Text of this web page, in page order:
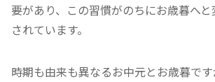
要があり、この習慣がのちにお歳暮へ
されています。
時期も由来も異なるお中元とお歳暮で